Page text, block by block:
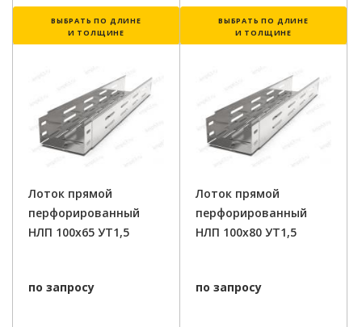
ВЫБРАТЬ ПО ДЛИНЕ
И ТОЛЩИНЕ
ВЫБРАТЬ ПО ДЛИНЕ
И ТОЛЩИНЕ
Лоток прямой
перфорированный
НЛП 100х65 УТ1,5
по запросу
Лоток прямой
перфорированный
НЛП 100х80 УТ1,5
по запросу